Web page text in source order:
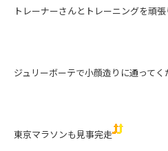
トレーナーさんとトレーニングを頑張
ジュリーボーテで小顔造りに通って
東京マラソンも見事完走